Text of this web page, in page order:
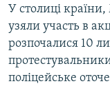
У столиці
узяли участь в
розпочалися 10
поліцейське